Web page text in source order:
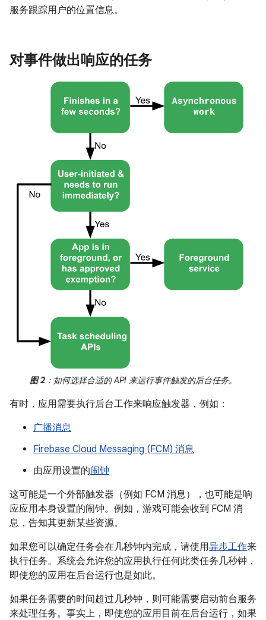
服务跟踪用户的位置信息。
对事件做出响应的任务
图 2：如何选择合适的 API 来运行事件触发的后台任务。
有时，应用需要执行后台工作来响应触发器，例如：
广播消息
Firebase Cloud Messaging (FCM) 消息
由应用设置的闹钟
这可能是一个外部触发器（例如 FCM 消息），也可能是响
应应用本身设置的闹钟。例如，游戏可能会收到 FCM 消
息，告知其更新某些资源。
如果您可以确定任务会在几秒钟内完成，请使用异步工作来
执行任务。系统会允许您的应用执行任何此类任务几秒钟，
即使您的应用在后台运行也是如此。
如果任务需要的时间超过几秒钟，则可能需要启动前台服务
来处理任务。事实上，即使您的应用目前在后台运行，如果